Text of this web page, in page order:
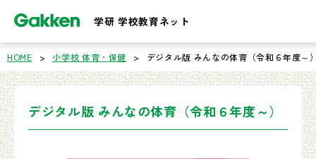
学研 学校教育ネット
HOME > 小学校 体育・保健 > デジタル版 みんなの体育（令和６年度～
デジタル版 みんなの体育（令和６年度～）